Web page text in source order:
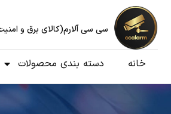
سی سی آلارم(کالای برق و
خانه دسته بندی محصولات